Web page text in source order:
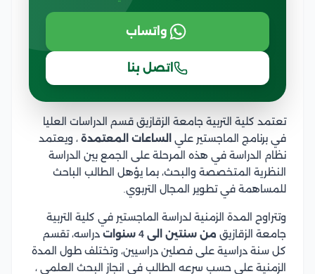
واتساب
اتصل بنا
تعتمد كلية التربية جامعة الزقازيق قسم الدراسات العليا
في برنامج الماجستير علي الساعات المعتمدة ، ويعتمد
نظام الدراسة في هذه المرحلة على الجمع بين الدراسة
النظرية المتخصصة والبحث، بما يؤهل الطالب الباحث
للمساهمة في تطوير المجال التربوي.
وتتراوح المدة الزمنية لدراسة الماجستير في كلية التربية
جامعة الزقازيق من سنتين الى 4 سنوات
دراسه، تقسم
كل سنة دراسية على فصلين دراسيين، وتختلف طول المدة
الزمنية على حسب سرعه الطالب في انجاز البحث العلمي ،